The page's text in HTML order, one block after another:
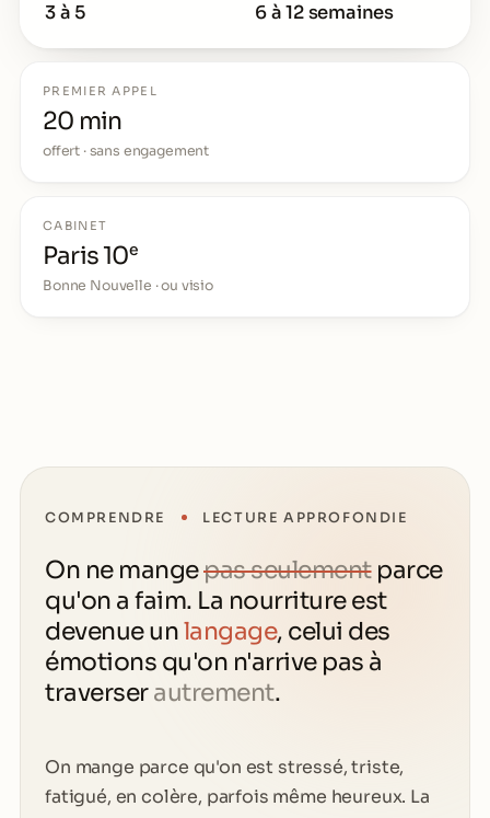
3 à 5 6 à 12 semaines
PREMIER APPEL
20 min
offert · sans engagement
CABINET
Paris 10ᵉ
Bonne Nouvelle · ou visio
COMPRENDRE LECTURE APPROFONDIE
On ne mangepas seulementparce
qu'on a faim. La nourriture est
devenue unlangage, celui des
émotions qu'on n'arrive pas à
traverserautrement.
On mange parce qu'on est stressé, triste,
fatigué, en colère, parfois même heureux. La